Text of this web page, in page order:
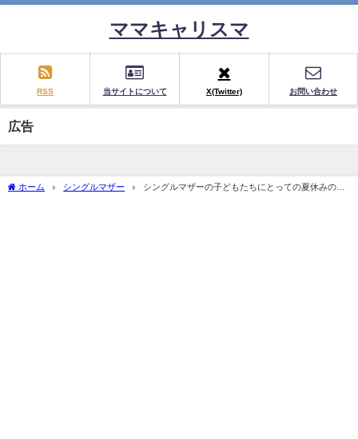
ママキャリスマ
RSS 当サイトについて X(Twitter) お問い合わせ
広告
ホーム シングルマザー
シングルマザーの子どもたちにとっての夏休みの現